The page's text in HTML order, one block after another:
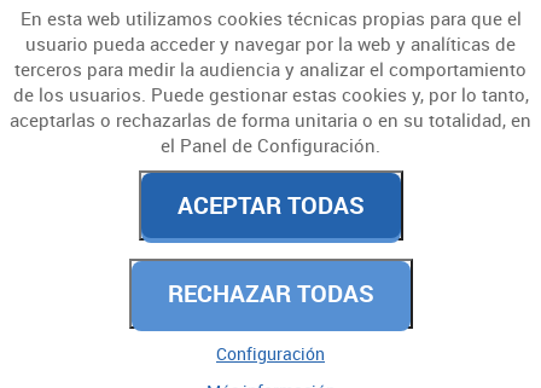
CERRADURAS Y
CERROJOS
PARA EMBUTIR
CARPINTERIA METÁLICA
En esta web utilizamos cookies técnicas propias para que el
usuario pueda acceder y navegar por la web y analíticas de
terceros para medir la audiencia y analizar el comportamiento
de los usuarios. Puede gestionar estas cookies y, por lo tanto,
aceptarlas o rechazarlas de forma unitaria o en su totalidad, en
el Panel de Configuración.
ACEPTAR TODAS
RECHAZAR TODAS
Configuración